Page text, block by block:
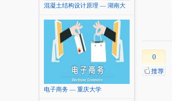
混凝土结构设计原理 — 湖南大
学
电子商务 — 重庆大学
0